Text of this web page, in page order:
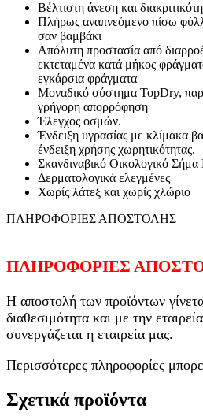
Βέλτιστη άνεση και
Πλήρως αναπνεόμενο πίσω
σαν βαμβάκι
Απόλυτη προστασία από
εκτεταμένα κατά μήκος
εγκάρσια φράγματα
Μοναδικό σύστημα TopDry,
γρήγορη απορρόφηση
Έλεγχος οσμών.
Ένδειξη υγρασίας με κλίμακα
ένδειξη χρήσης χωρητικότητας.
Σκανδιναβικό Οικολογικό
Δερματολογικά ελεγμένες
Χωρίς λάτεξ και χωρίς χλώριο
ΠΛΗΡΟΦΟΡΙΕΣ ΑΠΟΣΤΟΛΗΣ
ΠΛΗΡΟΦΟΡΙΕΣ
Η αποστολή των προϊόντων
διαθεσιμότητα και με την
συνεργάζεται η εταιρεία μας.
Περισσότερες πληροφορίες
Σχετικά προϊόντα